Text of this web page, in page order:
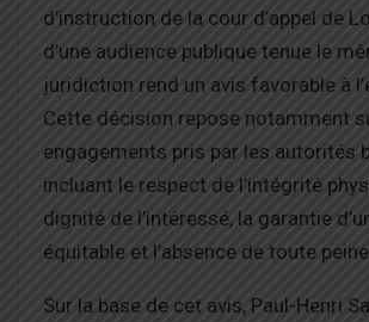
d’instruction de la cour d’appel de
d’une audience publique tenue le
juridiction rend un avis favorable à
Cette décision repose notamment
engagements pris par les autorités
incluant le respect de l’intégrité
dignité de l’intéressé, la garantie
équitable et l’absence de toute
Sur la base de cet avis, Paul-Henri